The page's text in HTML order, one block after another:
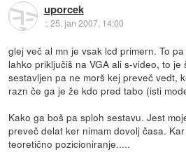
uporcek
::25. jan 2007, 14:00
glej več al mn je vsak lcd primern. To
lahko priključiš na VGA ali s-video, to
sestavljen pa ne morš kej preveč vedt,
razn če ga je že kdo pred tabo (isti
Kako ga boš pa sploh sestavu. Jest
preveč delat ker nimam dovolj časa.
teoretično pozicioniranje.....